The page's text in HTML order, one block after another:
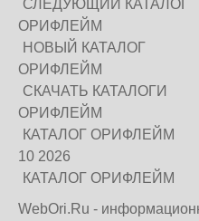
СЛЕДУЮЩИЙ КАТАЛОГ
ОРИФЛЕЙМ
НОВЫЙ КАТАЛОГ
ОРИФЛЕЙМ
СКАЧАТЬ КАТАЛОГИ
ОРИФЛЕЙМ
КАТАЛОГ ОРИФЛЕЙМ
10 2026
КАТАЛОГ ОРИФЛЕЙМ
WebOri.Ru -